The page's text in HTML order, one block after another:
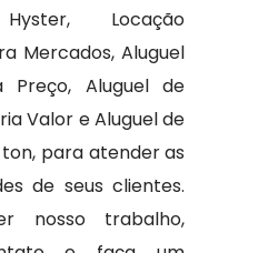
Locação
Mercados, Aluguel
Preço, Aluguel de
Valor e Aluguel de
para atender as
de seus clientes.
nosso trabalho,